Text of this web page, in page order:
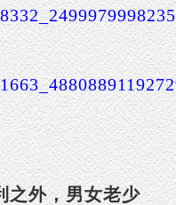
之外，男女老少